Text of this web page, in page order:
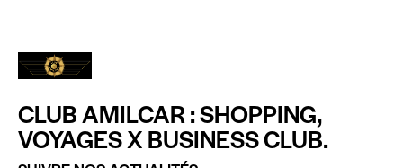
CLUB AMILCAR : SHOPPING,
VOYAGES X BUSINESS CLUB.